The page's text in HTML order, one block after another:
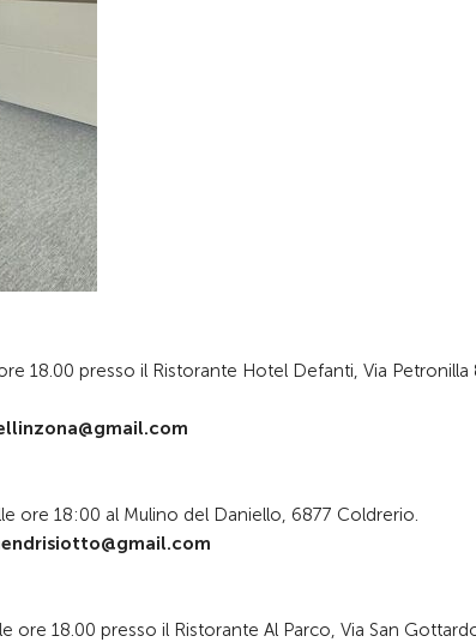
18.00 presso il Ristorante Hotel Defanti, Via Petronilla
ore 18:00 al Mulino del Daniello, 6877 Coldrerio.
ore 18.00 presso il Ristorante Al Parco, Via San